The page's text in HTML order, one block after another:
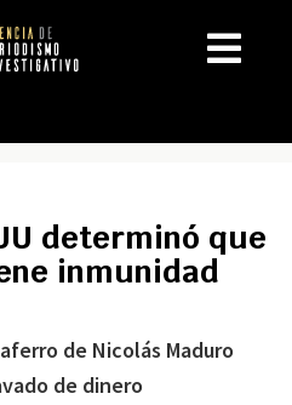
determinó que
inmunidad
de Nicolás Maduro
de dinero